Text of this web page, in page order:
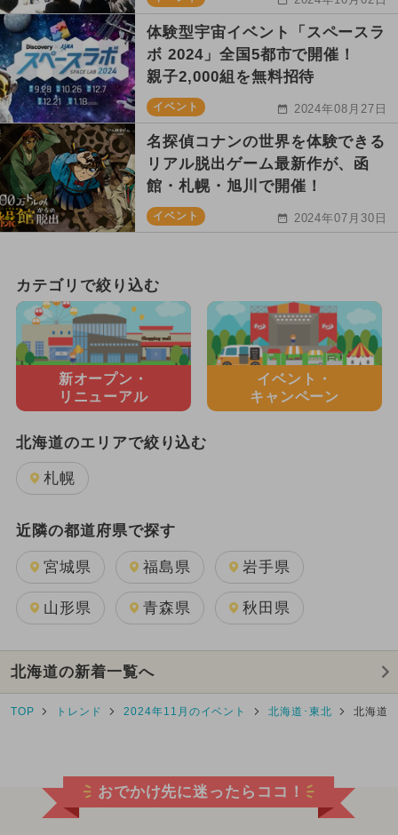
体験型宇宙イベント「スペースラ
ボ 2024」全国5都市で開催！
親子2,000組を無料招待
イベント 2024年08月27日
名探偵コナンの世界を体験できる
リアル脱出ゲーム最新作が、函
館・札幌・旭川で開催！
イベント 2024年07月30日
カテゴリで絞り込む
新オープン・
リニューアル
イベント・
キャンペーン
北海道のエリアで絞り込む
札幌
近隣の都道府県で探す
宮城県 福島県 岩手県
山形県 青森県 秋田県
北海道の新着一覧へ
TOP トレンド 2024年11月のイベント 北海道･東北 北海道
おでかけ先に迷ったらココ！